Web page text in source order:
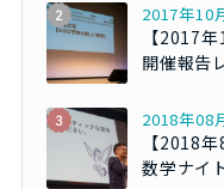
2017年10
【2017
開催報告
2018年08
【2018
数学ナイ